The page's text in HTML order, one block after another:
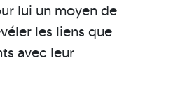
lui un moyen de
les liens que
avec leur